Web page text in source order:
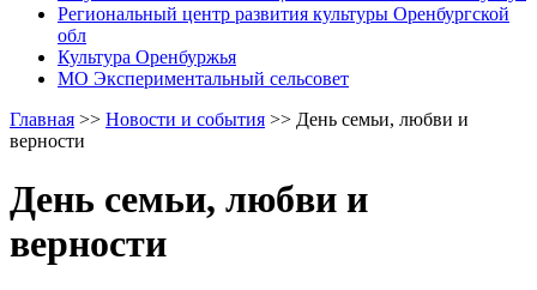
Региональный центр развития культуры Оренбургской
обл
Культура Оренбуржья
МО Экспериментальный сельсовет
Главная >> Новости и события >> День семьи, любви и
верности
День семьи, любви и
верности